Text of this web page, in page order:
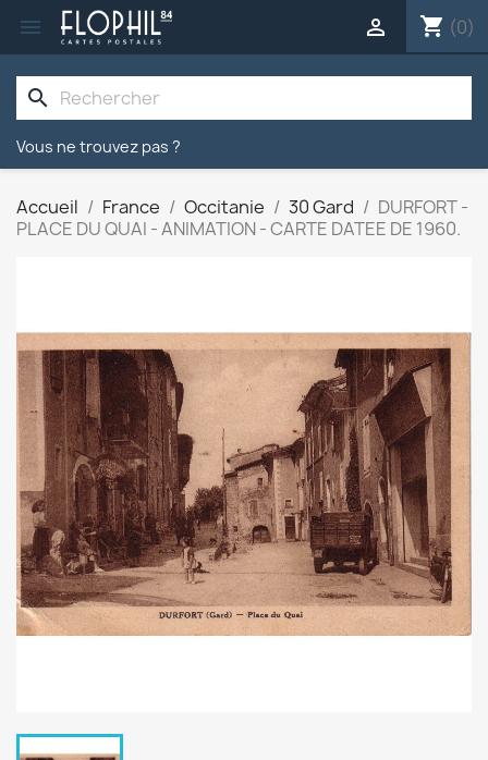
 shopping_cart (0)

search
Vous ne trouvez pas ?
Accueil France Occitanie 30 Gard
DURFORT -
PLACE DU QUAI - ANIMATION - CARTE DATEE DE 1960.